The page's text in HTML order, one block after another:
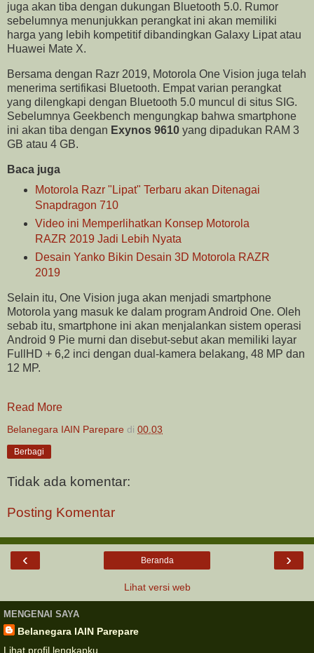
juga akan tiba dengan dukungan Bluetooth 5.0. Rumor
sebelumnya menunjukkan perangkat ini akan memiliki
harga yang lebih kompetitif dibandingkan Galaxy Lipat atau
Huawei Mate X.
Bersama dengan Razr 2019, Motorola One Vision juga telah
menerima sertifikasi Bluetooth. Empat varian perangkat
yang dilengkapi dengan Bluetooth 5.0 muncul di situs SIG.
Sebelumnya Geekbench mengungkap bahwa smartphone
ini akan tiba dengan Exynos 9610 yang dipadukan RAM 3
GB atau 4 GB.
Baca juga
Motorola Razr "Lipat" Terbaru akan Ditenagai
Snapdragon 710
Video ini Memperlihatkan Konsep Motorola
RAZR 2019 Jadi Lebih Nyata
Desain Yanko Bikin Desain 3D Motorola RAZR
2019
Selain itu, One Vision juga akan menjadi smartphone
Motorola yang masuk ke dalam program Android One. Oleh
sebab itu, smartphone ini akan menjalankan sistem operasi
Android 9 Pie murni dan disebut-sebut akan memiliki layar
FullHD + 6,2 inci dengan dual-kamera belakang, 48 MP dan
12 MP.
Read More
Belanegara IAIN Parepare di 00.03
Berbagi
Tidak ada komentar:
Posting Komentar
‹ ›
Beranda
Lihat versi web
MENGENAI SAYA
Belanegara IAIN Parepare
Lihat profil lengkapku